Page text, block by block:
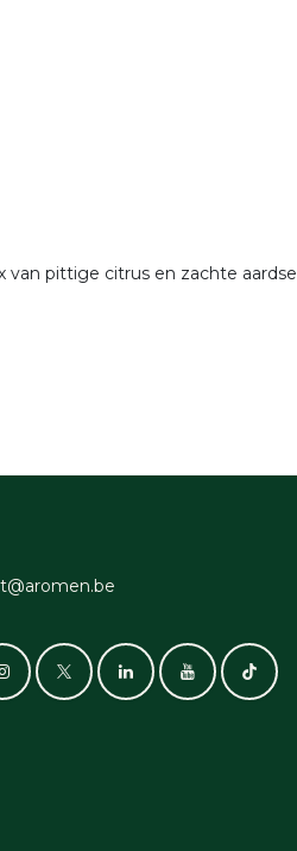
pittige citrus en zachte aardse